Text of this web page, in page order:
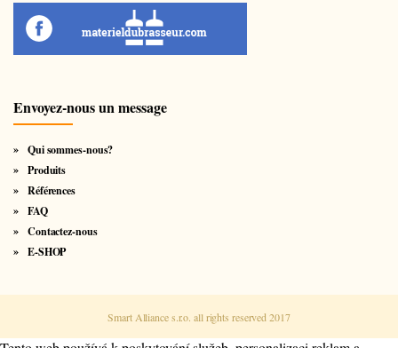
Envoyez-nous un message
Qui sommes-nous?
Produits
Références
FAQ
Contactez-nous
E-SHOP
Smart Alliance s.r.o. all rights reserved 2017